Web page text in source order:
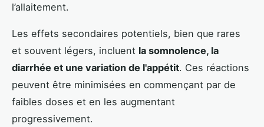
l’allaitement.
Les effets secondaires potentiels, bien que rares
et souvent légers, incluent la somnolence, la
diarrhée et une variation de l'appétit. Ces réactions
peuvent être minimisées en commençant par de
faibles doses et en les augmentant
progressivement.